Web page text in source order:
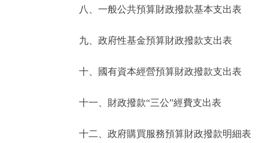
八、一般公共預算財政撥款基本支出表
九、政府性基金預算財政撥款支出表
十、國有資本經營預算財政撥款支出表
十一、財政撥款“三公”經費支出表
十二、政府購買服務預算財政撥款明細表